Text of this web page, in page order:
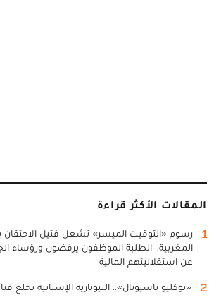
المقالات الأكثر قراءة
1
رسوم «التوقيت الميسر» تشعل فتيل الاحتقان
المغربية.. الطلبة الموظفون يرفضون ورؤساء
عن استقلاليتهم المالية
2 «نوكليو ناسيونال».. النيونازية الإسبانية تخلع